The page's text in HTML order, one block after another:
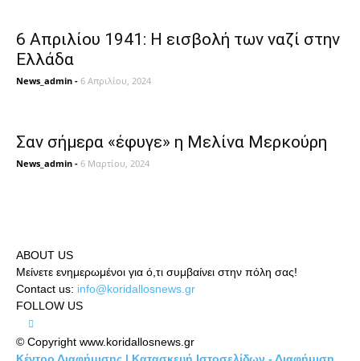
6 Απριλίου 1941: Η εισβολή των ναζί στην
Ελλάδα
News_admin - 6 Απριλίου, 2024
Σαν σήμερα «έφυγε» η Μελίνα Μερκούρη
News_admin - 6 Μαρτίου, 2024
ABOUT US
Μείνετε ενημερωμένοι για ό,τι συμβαίνει στην πόλη σας!
Contact us: info@koridallosnews.gr
FOLLOW US
© Copyright www.koridallosnews.gr